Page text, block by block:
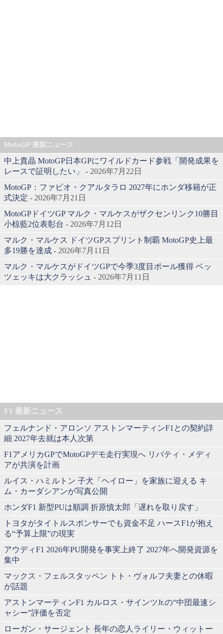
MotoGP 最新ニュース
中上貴晶 MotoGP日本GPにワイルドカード参戦「開発成果を
レースで証明したい」
- 2026年7月22日
MotoGP：ファビオ・クアルタラロ 2027年にホンダ移籍が正
式決定 - 2026年7月21日
MotoGPドイツGP マルク・マルケスがザクセンリンク10勝目
小椋藍2位表彰台 - 2026年7月12日
マルク・マルケス ドイツGPスプリント制覇 MotoGP史上最
多19勝を達成 - 2026年7月11日
マルク・マルケスがドイツGPで今季3度目ポール獲得 ベッ
ツェッキは大クラッシュ - 2026年7月11日
F1 最新ニュース
フェルナンド・アロンソ アストンマーティンF1との契約詳
細 2027年去就は本人次第
F1アメリカGPでMotoGPデモ走行実現へ リバティ・メディ
アが共演を計画
ルイス・ハミルトン 子犬「ヘイロー」を家族に迎える キ
ム・カーダシアンが写真公開
ホンダF1 新型PUは順調 折原慎太郎「遅れを取り戻す」
トヨタがタイトルスポンサーでも資金不足 ハースF1が抱え
る“予算上限”の現実
アウディF1 2026年PU開発を事実上終了 2027年へ開発資源を
集中
マックス・フェルスタッペン トト・ヴォルフ夫妻との休暇
が話題
アストンマーティンF1 カルロス・サインツJr.の“中団最速シ
ャシー”評価を否定
ローガン・サージェント 長年の恋人ライリー・ウィットー